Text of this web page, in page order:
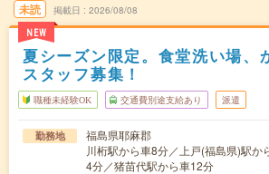
未読
NEW
掲載日 2026/08/08
夏シーズン限定。食堂洗い場、
スタッフ募集！
職種未経験OK 交通費別途支給あり 派遣
勤務地
福島県耶麻郡
川桁駅から車8分／上戸(福島県)駅か
4分／猪苗代駅から車12分